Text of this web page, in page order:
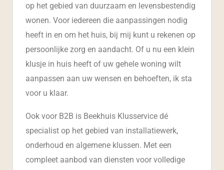
op het gebied van duurzaam en levensbestendig
wonen. Voor iedereen die aanpassingen nodig
heeft in en om het huis, bij mij kunt u rekenen op
persoonlijke zorg en aandacht. Of u nu een klein
klusje in huis heeft of uw gehele woning wilt
aanpassen aan uw wensen en behoeften, ik sta
voor u klaar.
Ook voor B2B is Beekhuis Klusservice dé
specialist op het gebied van installatiewerk,
onderhoud en algemene klussen. Met een
compleet aanbod van diensten voor volledige